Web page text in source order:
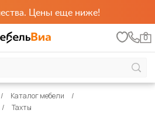
Цены еще ниже!
0
Каталог мебели
Тахты